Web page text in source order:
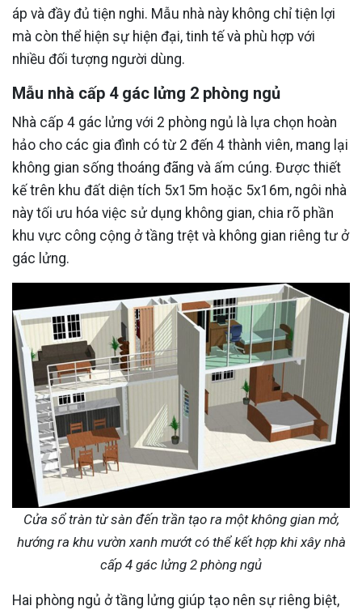
áp và đầy đủ tiện nghi. Mẫu nhà này không chỉ tiện lợi
mà còn thể hiện sự hiện đại, tinh tế và phù hợp với
nhiều đối tượng người dùng.
Mẫu nhà cấp 4 gác lửng 2 phòng ngủ
Nhà cấp 4 gác lửng với 2 phòng ngủ là lựa chọn hoàn
hảo cho các gia đình có từ 2 đến 4 thành viên, mang lại
không gian sống thoáng đãng và ấm cúng. Được thiết
kế trên khu đất diện tích 5x15m hoặc 5x16m, ngôi nhà
này tối ưu hóa việc sử dụng không gian, chia rõ phần
khu vực công cộng ở tầng trệt và không gian riêng tư ở
gác lửng.
Cửa sổ tràn từ sàn đến trần tạo ra một không gian mở,
hướng ra khu vườn xanh mướt có thể kết hợp khi xây nhà
cấp 4 gác lửng 2 phòng ngủ
Hai phòng ngủ ở tầng lửng giúp tạo nên sự riêng biệt,